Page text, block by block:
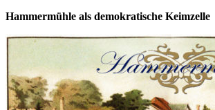
Hammermühle als demokratische Keimzelle